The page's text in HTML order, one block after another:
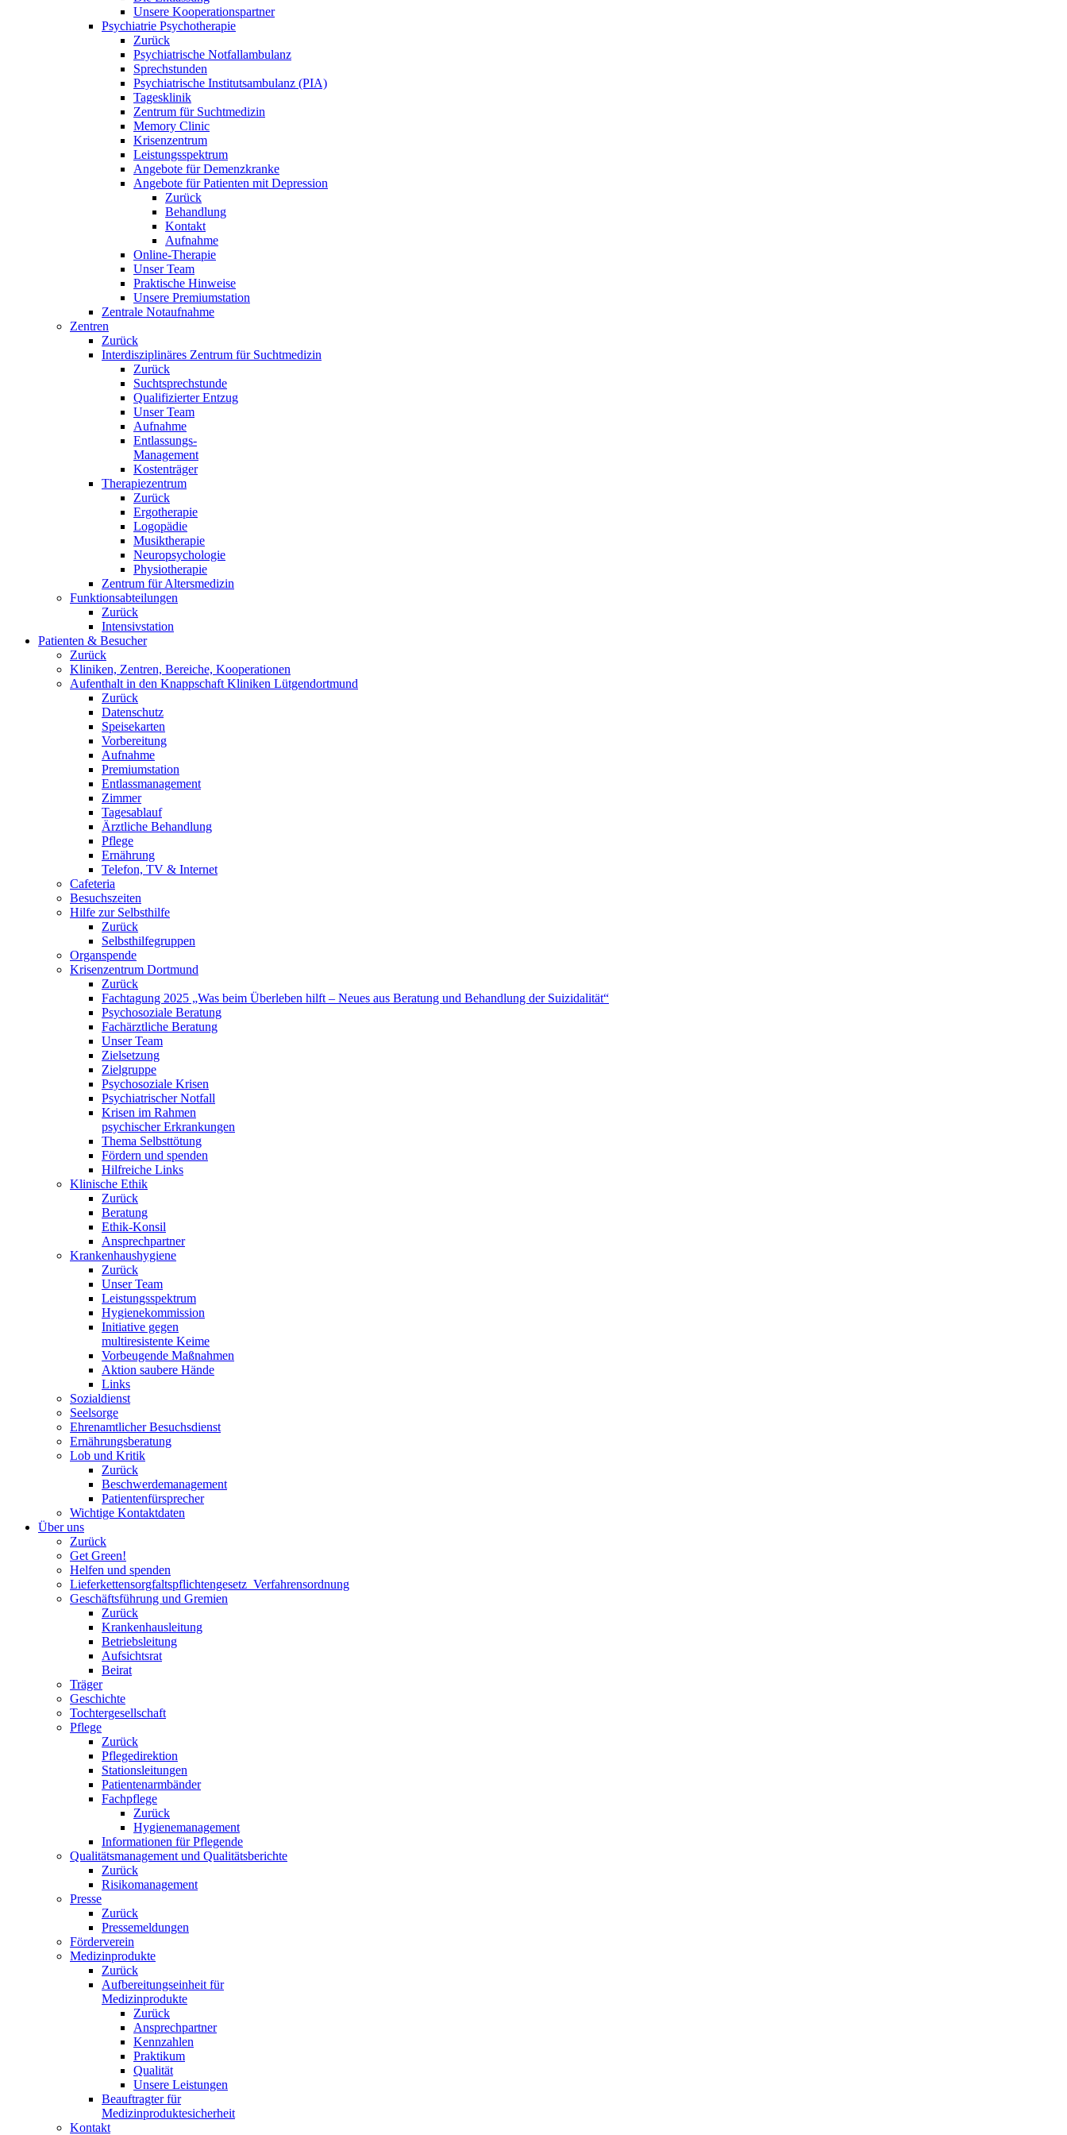
Unsere Kooperationspartner
Psychiatrie Psychotherapie
Zurück
Psychiatrische Notfallambulanz
Sprechstunden
Psychiatrische Institutsambulanz (PIA)
Tagesklinik
Zentrum für Suchtmedizin
Memory Clinic
Krisenzentrum
Leistungsspektrum
Angebote für Demenzkranke
Angebote für Patienten mit Depression
Zurück
Behandlung
Kontakt
Aufnahme
Online-Therapie
Unser Team
Praktische Hinweise
Unsere Premiumstation
Zentrale Notaufnahme
Zentren
Zurück
Interdisziplinäres Zentrum für Suchtmedizin
Zurück
Suchtsprechstunde
Qualifizierter Entzug
Unser Team
Aufnahme
Entlassungs-
Management
Kostenträger
Therapiezentrum
Zurück
Ergotherapie
Logopädie
Musiktherapie
Neuropsychologie
Physiotherapie
Zentrum für Altersmedizin
Funktionsabteilungen
Zurück
Intensivstation
Patienten & Besucher
Zurück
Kliniken, Zentren, Bereiche, Kooperationen
Aufenthalt in den Knappschaft Kliniken Lütgendortmund
Zurück
Datenschutz
Speisekarten
Vorbereitung
Aufnahme
Premiumstation
Entlassmanagement
Zimmer
Tagesablauf
Ärztliche Behandlung
Pflege
Ernährung
Telefon, TV & Internet
Cafeteria
Besuchszeiten
Hilfe zur Selbsthilfe
Zurück
Selbsthilfegruppen
Organspende
Krisenzentrum Dortmund
Zurück
Fachtagung 2025 „Was beim Überleben hilft – Neues aus Beratung und Behandlung der Suizidalität“
Psychosoziale Beratung
Fachärztliche Beratung
Unser Team
Zielsetzung
Zielgruppe
Psychosoziale Krisen
Psychiatrischer Notfall
Krisen im Rahmen
psychischer Erkrankungen
Thema Selbsttötung
Fördern und spenden
Hilfreiche Links
Klinische Ethik
Zurück
Beratung
Ethik-Konsil
Ansprechpartner
Krankenhaushygiene
Zurück
Unser Team
Leistungsspektrum
Hygienekommission
Initiative gegen
multiresistente Keime
Vorbeugende Maßnahmen
Aktion saubere Hände
Links
Sozialdienst
Seelsorge
Ehrenamtlicher Besuchsdienst
Ernährungsberatung
Lob und Kritik
Zurück
Beschwerdemanagement
Patientenfürsprecher
Wichtige Kontaktdaten
Über uns
Zurück
Get Green!
Helfen und spenden
Lieferkettensorgfaltspflichtengesetz_Verfahrensordnung
Geschäftsführung und Gremien
Zurück
Krankenhausleitung
Betriebsleitung
Aufsichtsrat
Beirat
Träger
Geschichte
Tochtergesellschaft
Pflege
Zurück
Pflegedirektion
Stationsleitungen
Patientenarmbänder
Fachpflege
Zurück
Hygienemanagement
Informationen für Pflegende
Qualitätsmanagement und Qualitätsberichte
Zurück
Risikomanagement
Presse
Zurück
Pressemeldungen
Förderverein
Medizinprodukte
Zurück
Aufbereitungseinheit für
Medizinprodukte
Zurück
Ansprechpartner
Kennzahlen
Praktikum
Qualität
Unsere Leistungen
Beauftragter für
Medizinproduktesicherheit
Kontakt